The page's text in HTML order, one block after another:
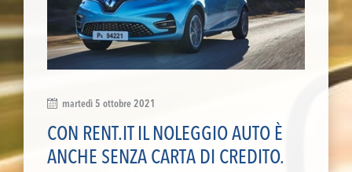
martedì 5 ottobre 2021
CON RENT.IT IL NOLEGGIO AUTO È
ANCHE SENZA CARTA DI CREDITO.